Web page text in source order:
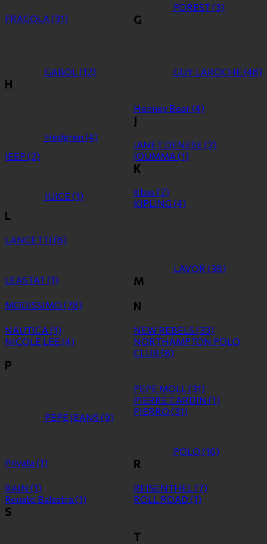
FOREST(3)
FRAGOLA (31) G
GABOL(12) GUY LAROCHE (48)
H
Hedgren (4)
Henney Bear(4)
J
JANET DENESE (2)
JEEP (2) JOUMMA (1)
JUICE (1)
K
Kbas (2)
KIPLING (4)
L
LANCETTI (6)
LAVOR (38)
LEASTAT(1) M
MODISSIMO (78) N
NAUTICA (1) NEW REBELS (33)
NICOLE LEE (4)
NORTHAMPTON POLO
CLUB (8)
P
PEPE JEANS (9)
PEPE MOLL(31)
PIERRE CARDIN (1)
PIERRO (31)
POLO (16)
Privata (1) R
RAIN (1) REISENTHEL(7)
Renato Balestra (1) ROLL ROAD (1)
S
T